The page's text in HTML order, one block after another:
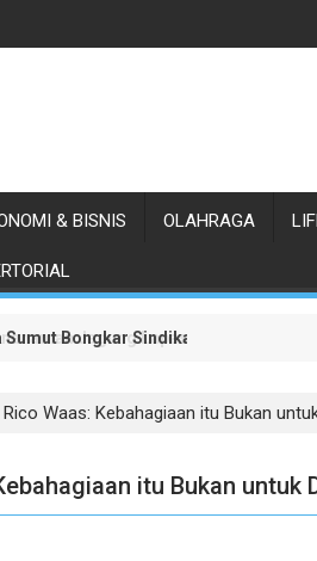
& BISNIS OLAHRAGA
Sumut Bongkar Sindikat Scamming
Jagung Lapas Labuhan Ruku
Waas: Kebahagiaan itu Bukan
itu Bukan untuk